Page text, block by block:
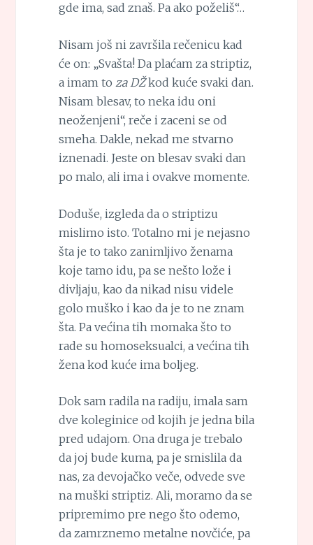
gde ima, sad znaš. Pa ako poželiš“…
Nisam još ni završila rečenicu kad
će on: „Svašta! Da plaćam za striptiz,
a imam to za DŽkod kuće svaki dan.
Nisam blesav, to neka idu oni
neoženjeni“, reče i zaceni se od
smeha. Dakle, nekad me stvarno
iznenadi. Jeste on blesav svaki dan
po malo, ali ima i ovakve momente.
Doduše, izgleda da o striptizu
mislimo isto. Totalno mi je nejasno
šta je to tako zanimljivo ženama
koje tamo idu, pa se nešto lože i
divljaju, kao da nikad nisu videle
golo muško i kao da je to ne znam
šta. Pa većina tih momaka što to
rade su homoseksualci, a većina tih
žena kod kuće ima boljeg.
Dok sam radila na radiju, imala sam
dve koleginice od kojih je jedna bila
pred udajom. Ona druga je trebalo
da joj bude kuma, pa je smislila da
nas, za devojačko veče, odvede sve
na muški striptiz. Ali, moramo da se
pripremimo pre nego što odemo,
da zamrznemo metalne novčiće, pa